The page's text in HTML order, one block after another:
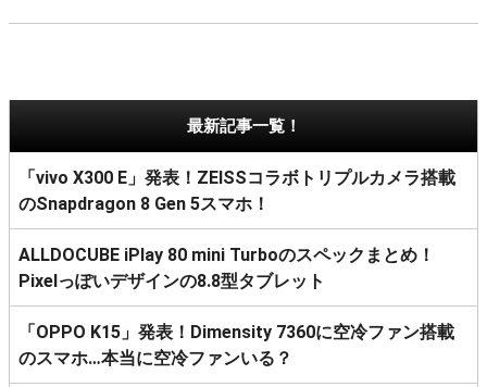
最新記事一覧！
「vivo X300 E」発表！ZEISSコラボトリプルカメラ搭載
のSnapdragon 8 Gen 5スマホ！
ALLDOCUBE iPlay 80 mini Turboのスペックまとめ！
Pixelっぽいデザインの8.8型タブレット
「OPPO K15」発表！Dimensity 7360に空冷ファン搭載
のスマホ…本当に空冷ファンいる？